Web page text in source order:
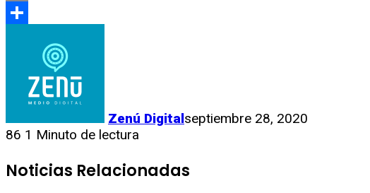
Copy
Zenú Digitalseptiembre 28, 2020
86 1 Minuto de lectura
Noticias Relacionadas